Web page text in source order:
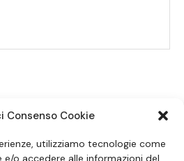
Consenso Cookie
utilizziamo tecnologie come
o accedere alle informazioni del
SUI SOCIAL